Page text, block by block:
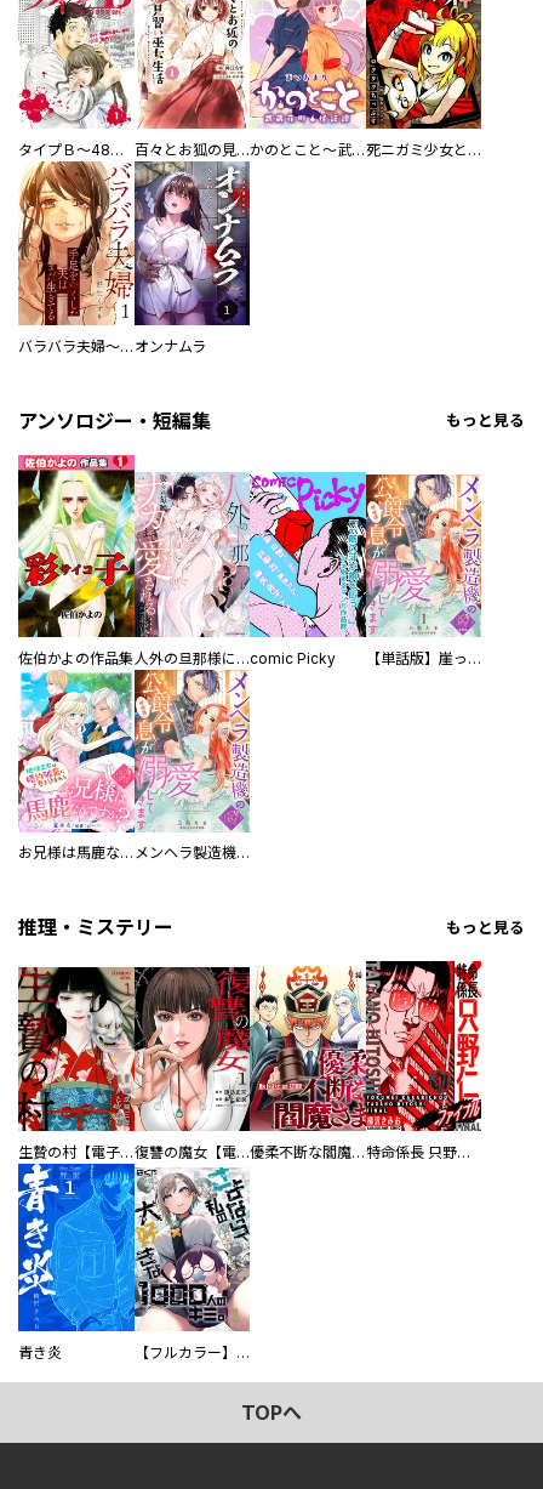
タイプＢ～48時間後、致死率100％～【単話】 百々とお狐の見習い巫女生活【単行本版】 かのとこと～武蔵花町怪話譚～ 【連載版】 死ニガミ少女とスマホ神
バラバラ夫婦～手足をなくした夫はまだ生きてる オンナムラ
アンソロジー・短編集 もっと見る
佐伯かよの作品集 人外の旦那様に娶られ毎晩ナカまで愛される…。アンソロジーcomic Picky 【単話版】崖っぷち令嬢ですが、意地と策略で幸せになります！シリーズ
お兄様は馬鹿なんですか？～地味王女は婚約破棄に巻き込まれる～ メンヘラ製造機の公爵令息（過保護）が溺愛してきます
推理・ミステリー もっと見る
生贄の村【電子単行本版】 復讐の魔女【電子単行本版】 優柔不断な閻魔さま 特命係長 只野仁ファイナル 愛蔵版
青き炎 【フルカラー】さよなら、私の大好きな１０００人のキミ。
TOPへ